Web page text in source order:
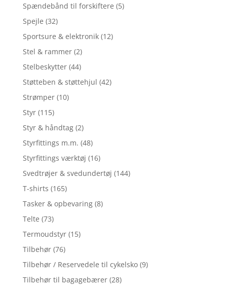
Spændebånd til forskiftere (5)
Spejle (32)
Sportsure & elektronik (12)
Stel & rammer (2)
Stelbeskytter (44)
Støtteben & støttehjul (42)
Strømper (10)
Styr (115)
Styr & håndtag (2)
Styrfittings m.m. (48)
Styrfittings værktøj (16)
Svedtrøjer & svedundertøj (144)
T-shirts (165)
Tasker & opbevaring (8)
Telte (73)
Termoudstyr (15)
Tilbehør (76)
Tilbehør / Reservedele til cykelsko (9)
Tilbehør til bagagebærer (28)